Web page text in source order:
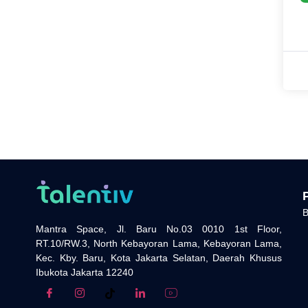
Mantra Space, Jl. Baru No.03 0010 1st Floor,
RT.10/RW.3, North Kebayoran Lama, Kebayoran Lama,
Kec. Kby. Baru, Kota Jakarta Selatan, Daerah Khusus
Ibukota Jakarta 12240